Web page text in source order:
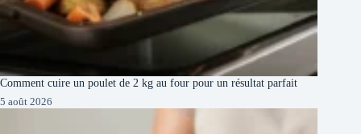
Comment cuire un poulet de 2 kg au four pour un résultat parfait
5 août 2026